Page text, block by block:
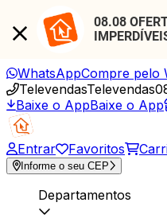
08.08
WhatsAppCompre pelo
TelevendasTelevendas
Baixe o AppBaixe o App
Entrar Favoritos
Informe o seu CEP
Departamentos